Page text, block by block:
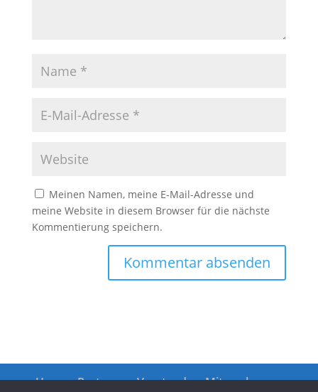
Meinen Namen, meine E-Mail-Adresse und
meine Website in diesem Browser für die nächste
Kommentierung speichern.
Unsere Partner Vorstand
Mitmachen